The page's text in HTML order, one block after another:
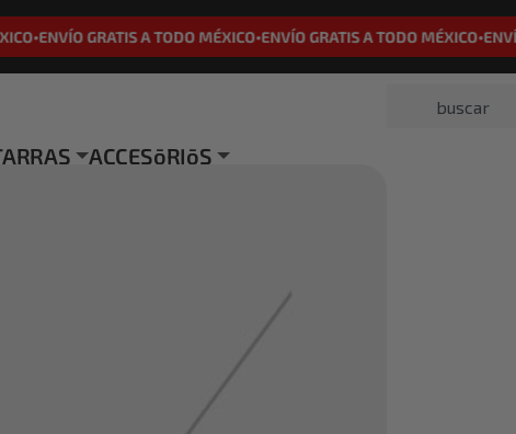
•ENVÍO GRATIS A TODO MÉXICO•ENVÍO GRATIS A TODO MÉXICO•ENVÍO
ACCESōRIōS